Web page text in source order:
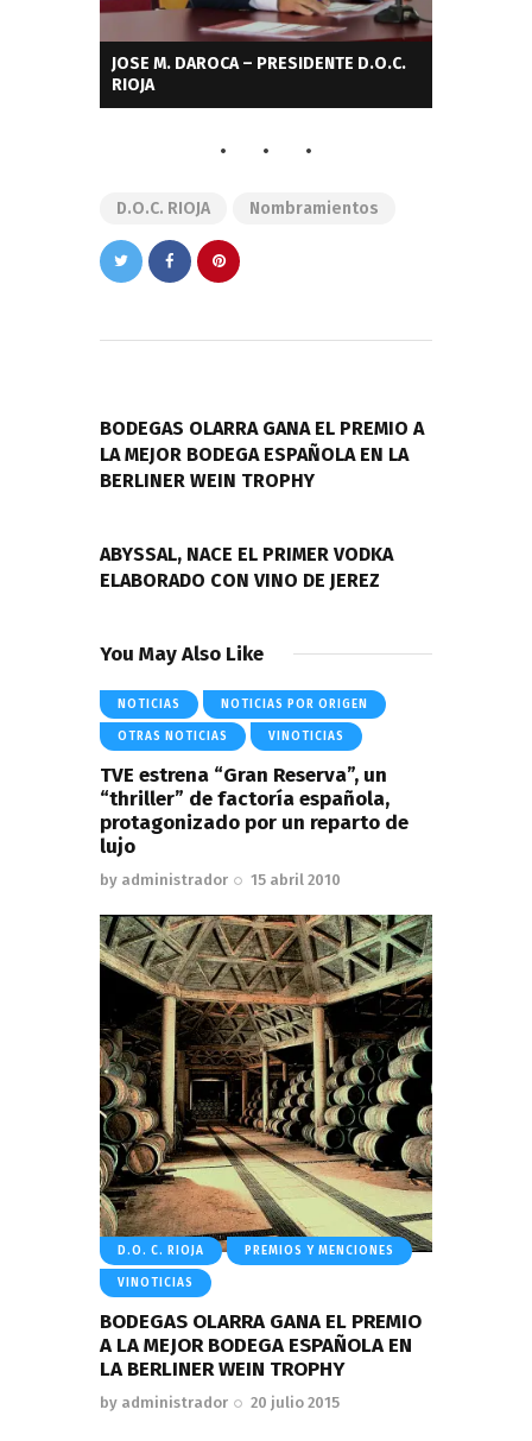
JOSE M. DAROCA – PRESIDENTE D.O.C.
RIOJA
D.O.C. RIOJA Nombramientos
entradas
BODEGAS OLARRA GANA EL PREMIO A
LA MEJOR BODEGA ESPAÑOLA EN LA
BERLINER WEIN TROPHY
ABYSSAL, NACE EL PRIMER VODKA
ELABORADO CON VINO DE JEREZ
You May Also Like
NOTICIAS NOTICIAS POR ORIGEN
OTRAS NOTICIAS VINOTICIAS
TVE estrena “Gran Reserva”, un
“thriller” de factoría española,
protagonizado por un reparto de
lujo
by administrador 15 abril 2010
D.O. C. RIOJA PREMIOS Y MENCIONES
VINOTICIAS
BODEGAS OLARRA GANA EL PREMIO
A LA MEJOR BODEGA ESPAÑOLA EN
LA BERLINER WEIN TROPHY
by administrador 20 julio 2015